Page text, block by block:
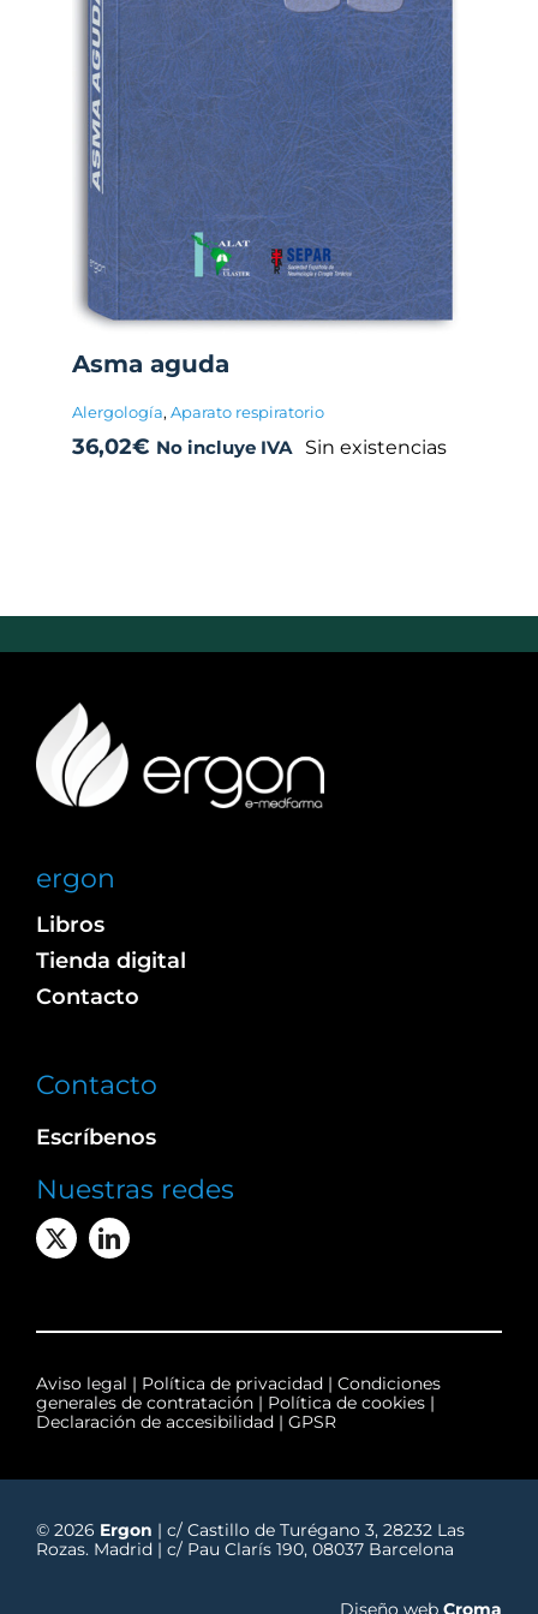
Asma aguda
Alergología, Aparato respiratorio
36,02€ No incluye IVA Sin existencias
ergon
Libros
Tienda digital
Contacto
Contacto
Escríbenos
Nuestras redes
Aviso legal | Política de privacidad | Condiciones
generales de contratación| Política de cookies|
Declaración de accesibilidad | GPSR
© 2026 Ergon | c/ Castillo de Turégano 3, 28232 Las
Rozas. Madrid | c/ Pau Clarís 190, 08037 Barcelona